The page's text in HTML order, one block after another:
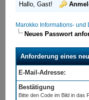
Hallo, Gast!
Marokko Informations- und
Neues Passwort
Anforderung eines
E-Mail-Adresse:
Bestätigung
Bitte den Code im Bild in das